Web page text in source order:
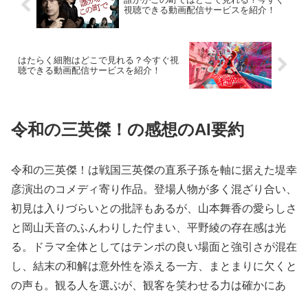
視聴できる動画配信サービスを紹介！
はたらく細胞はどこで見れる？今すぐ視
聴できる動画配信サービスを紹介！
令和の三英傑！の感想のAI要約
令和の三英傑！は戦国三英傑の直系子孫を軸に据えた堤幸
彦演出のコメディ寄り作品。登場人物が多く混ざり合い、
初見は入りづらいとの批評もあるが、山本舞香の愛らしさ
と岡山天音のふんわりした佇まい、平野綾の存在感は光
る。ドラマ全体としてはテンポの良い場面と強引さが混在
し、結末の和解は意外性を添える一方、まとまりに欠くと
の声も。観る人を選ぶが、観客を笑わせる力は確かにあ